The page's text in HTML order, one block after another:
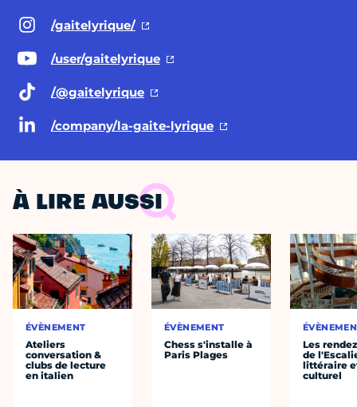
/gaitelyrique/
/user/gaitelyrique
/@gaitelyrique
/company/la-gaite-lyrique
À LIRE AUSSI
ÉVÈNEMENT
Ateliers
conversation &
clubs de lecture
en italien
ÉVÈNEMENT
Chess s'installe à
Paris Plages
Les
de
littéraire
culturel